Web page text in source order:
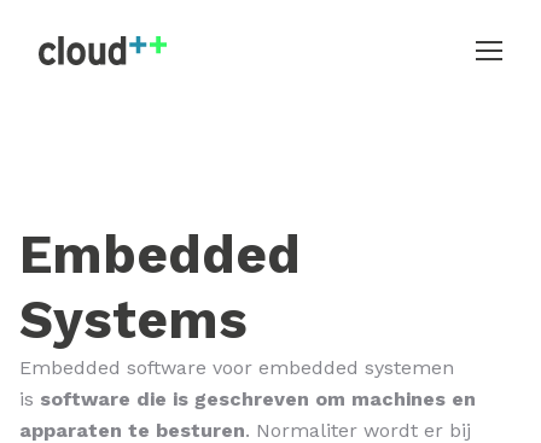
Embedded
Systems
Embedded software voor embedded systemen
is software die is geschreven om machines en
apparaten te besturen. Normaliter wordt er bij